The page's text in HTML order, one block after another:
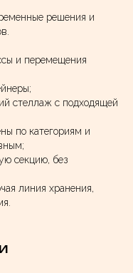
решения и
и перемещения
стеллаж с подходящей
по категориям и
секцию, без
линия хранения,